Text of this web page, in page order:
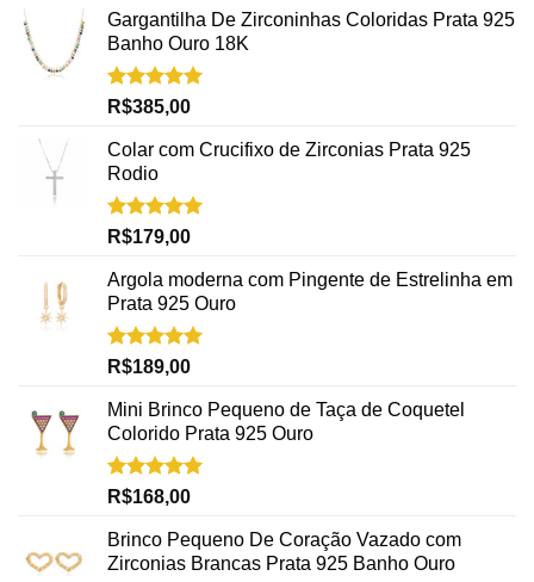
Gargantilha De Zirconinhas Coloridas Prata 925
Banho Ouro 18K
Avaliação
R$385,00
Colar com Crucifixo de Zirconias Prata 925
Rodio
Avaliação
R$179,00
Argola moderna com Pingente de Estrelinha em
Prata 925 Ouro
Avaliação
R$189,00
Mini Brinco Pequeno de Taça de Coquetel
Colorido Prata 925 Ouro
Avaliação
R$168,00
Brinco Pequeno De Coração Vazado com
Zirconias Brancas Prata 925 Banho Ouro